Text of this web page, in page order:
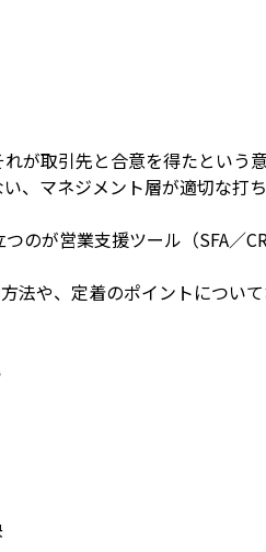
が取引先と合意を得たという
、マネジメント層が適切な打
が営業支援ツール（SFA／
法や、定着のポイントについて